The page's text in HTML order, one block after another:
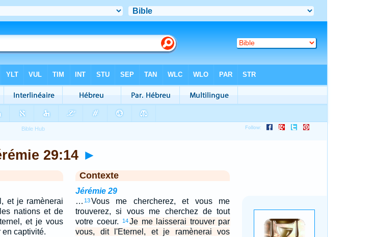
29:14 ►
et je ramènerai
nations et de
et je vous
captivité.
Contexte
Jérémie 29
… 13Vous me chercherez, et vous me
trouverez, si vous me cherchez de tout
votre coeur.
14Je me laisserai trouver par
vous, dit l'Eternel, et je ramènerai vos